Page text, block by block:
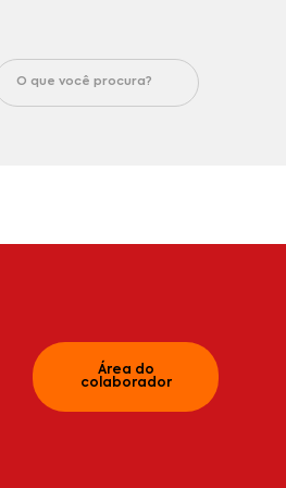
Área do
colaborador